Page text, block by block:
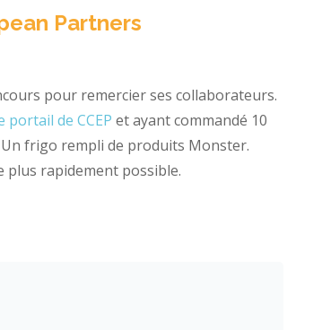
Partners
pour remercier ses collaborateurs.
portail de CCEP et ayant commandé 10
frigo rempli de produits Monster.
plus rapidement possible.